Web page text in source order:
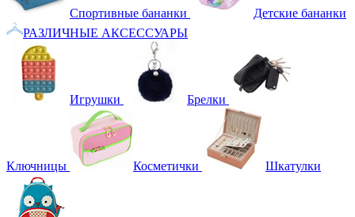
Спортивные бананки
Детские бананки
РАЗЛИЧНЫЕ АКСЕССУАРЫ
Игрушки Брелки
Ключницы Косметички Шкатулки